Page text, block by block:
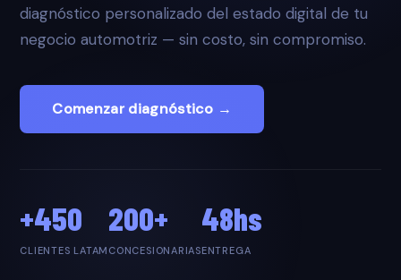
diagnóstico personalizado del estado digital de tu
negocio automotriz — sin costo, sin compromiso.
Comenzar diagnóstico →
+450
CLIENTES LATAM
200+
CONCESIONARIAS
48hs
ENTREGA